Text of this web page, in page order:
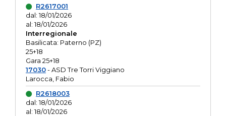
R2617001
dal: 18/01/2026
al: 18/01/2026
Interregionale
Basilicata: Paterno (PZ)
25+18
Gara 25+18
17030- ASD Tre Torri Viggiano
Larocca, Fabio
R2618003
dal: 18/01/2026
al: 18/01/2026